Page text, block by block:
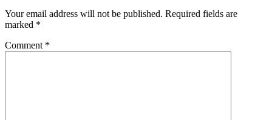
Your email address will not be published. Required fields are
marked *
Comment *